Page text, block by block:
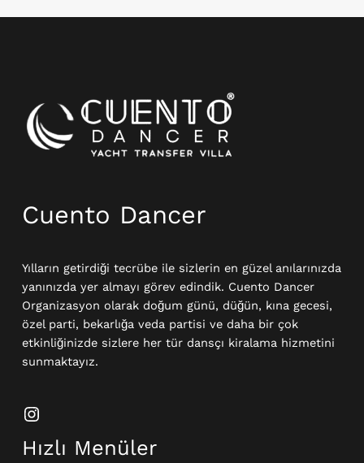
Cuento Dancer
Yılların getirdiği tecrübe ile sizlerin en güzel anılarınızda
yanınızda yer almayı görev edindik. Cuento Dancer
Organizasyon olarak doğum günü, düğün, kına gecesi,
özel parti, bekarlığa veda partisi ve daha bir çok
etkinliğinizde sizlere her tür dansçı kiralama hizmetini
sunmaktayız.
Hızlı Menüler